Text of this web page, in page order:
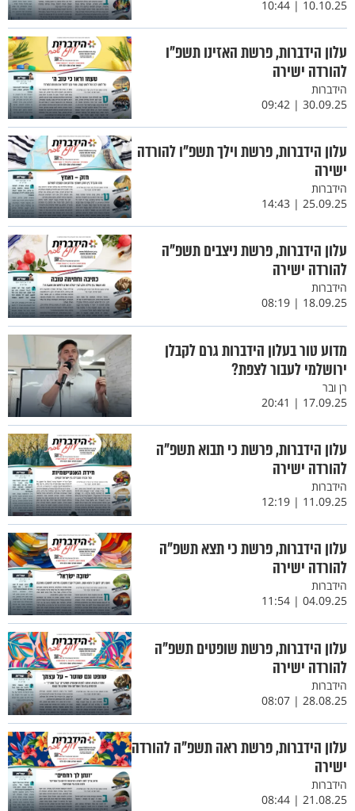
10.10.25 | 10:44
עלון הידברות, פרשת האזינו תשפ"ו
להורדה ישירה
הידברות
30.09.25 | 09:42
עלון הידברות, פרשת וילך תשפ"ו להורדה
ישירה
הידברות
25.09.25 | 14:43
עלון הידברות, פרשת ניצבים תשפ"ה
להורדה ישירה
הידברות
18.09.25 | 08:19
מדוע טור בעלון הידברות גרם לקבלן
ירושלמי לעבור לצפת?
רן ובר
17.09.25 | 20:41
עלון הידברות, פרשת כי תבוא תשפ"ה
להורדה ישירה
הידברות
11.09.25 | 12:19
עלון הידברות, פרשת כי תצא תשפ"ה
להורדה ישירה
הידברות
04.09.25 | 11:54
עלון הידברות, פרשת שופטים תשפ"ה
להורדה ישירה
הידברות
28.08.25 | 08:07
עלון הידברות, פרשת ראה תשפ"ה להורדה
ישירה
הידברות
21.08.25 | 08:44